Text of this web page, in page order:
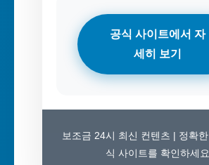
공식 사이트에서 자
세히 보기
보조금 24시 최신 컨텐츠 | 정확
식 사이트를 확인하세요